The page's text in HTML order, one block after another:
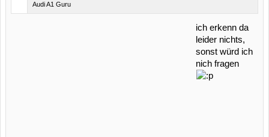
Audi A1 Guru
ich erkenn da
leider nichts,
sonst würd ich
nich fragen